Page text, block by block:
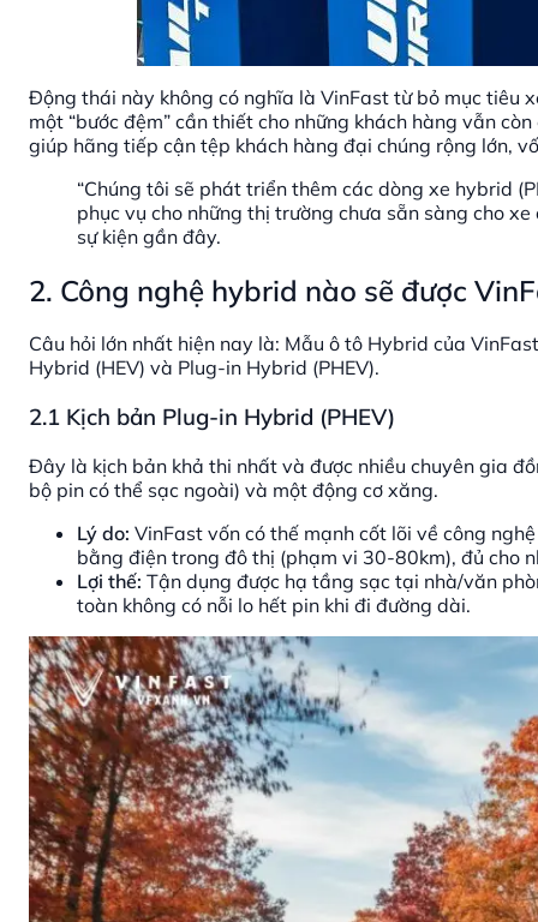
Động thái này không có nghĩa là VinFast từ bỏ mục tiêu
một “bước đệm” cần thiết cho những khách hàng vẫn
giúp hãng tiếp cận tệp khách hàng đại chúng rộng lớn,
“Chúng tôi sẽ phát triển thêm các dòng xe hybrid
phục vụ cho những thị trường chưa sẵn sàng cho
sự kiện gần đây.
2. Công nghệ hybrid nào sẽ được
Câu hỏi lớn nhất hiện nay là: Mẫu ô tô Hybrid của
Hybrid (HEV) và Plug-in Hybrid (PHEV).
2.1 Kịch bản Plug-in Hybrid (PHEV)
Đây là kịch bản khả thi nhất và được nhiều chuyên gia
bộ pin có thể sạc ngoài) và một động cơ xăng.
Lý do: VinFast vốn có thế mạnh cốt lõi về công
bằng điện trong đô thị (phạm vi 30-80km), đủ cho
Lợi thế: Tận dụng được hạ tầng sạc tại nhà/văn
toàn không có nỗi lo hết pin khi đi đường dài.